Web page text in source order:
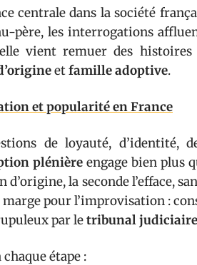
centrale dans la société
père, les interrogations
vient remuer des histoires
etfamille adoptive.
et popularité en France
de loyauté, d’identité,
plénière engage bien plus
la seconde l’efface,
marge pour l’improvisation :
par letribunal judiciaire
étape :